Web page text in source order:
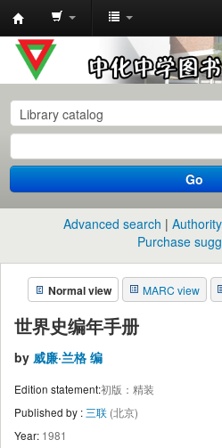
中
化
中
学
图
书
馆
目
录
Go
Advanced search
Purchase
Normal view MARC view
世界史编年手册
by 威廉·兰格 编
Edition statement:初版：精装
Published by : 三联 (北京)
Year: 1981